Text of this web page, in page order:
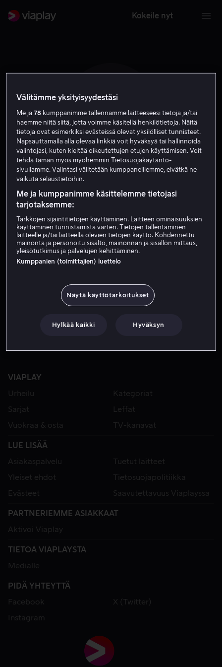
Kokeile nyt
T P
Tim Post
VIAPLAY
Urheilu
Kategoriat
Sarjat
Leffat
Vuokraa & osta
TV-kanavat
LUE LISÄÄ
Asiakaspalvelu
Tuetut laitteet
Yleiset ehdot
Tietosuojapolitiikka
Evästeet
Saavutettavuus Viaplayssa
PARTNERIEMME ASIAKKAAT
Aktivoi Viaplay
TIETOA VIAPLAYSTA
Medialle
PIDÄ YHTEYTTÄ
Facebook
X (Twitter)
Instagram
Välitämme yksityisyydestäsi
Me ja78 kumppanimme tallennamme laitteeseesi tietoja ja/tai
haemme niitä siitä, jotta voimme käsitellä henkilötietoja. Näitä
tietoja ovat esimerkiksi evästeissä olevat yksilölliset tunnisteet.
Napsauttamalla alla olevaa linkkiä voit hyväksyä tai hallinnoida
valintojasi, kuten kieltää oikeutettujen etujen käyttämisen. Voit
tehdä tämän myös myöhemmin Tietosuojakäytäntö-
sivullamme. Valintasi välitetään kumppaneillemme, eivätkä ne
vaikuta selaustietoihin.
Me ja kumppanimme käsittelemme tietojasi
tarjotaksemme:
Tarkkojen sijaintitietojen käyttäminen. Laitteen ominaisuuksien
käyttäminen tunnistamista varten. Tietojen tallentaminen
laitteelle ja/tai laitteella olevien tietojen käyttö. Kohdennettu
mainonta ja personoitu sisältö, mainonnan ja sisällön mittaus,
yleisötutkimus ja palvelujen kehittäminen.
Kumppanien (toimittajien) luettelo
Näytä käyttötarkoitukset
Hylkää kaikki Hyväksyn